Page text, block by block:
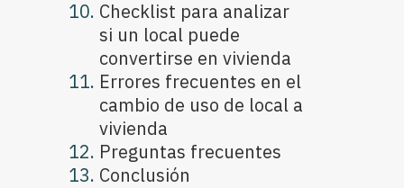
Checklist para analizar
si un local puede
convertirse en vivienda
Errores frecuentes en el
cambio de uso de local a
vivienda
Preguntas frecuentes
Conclusión